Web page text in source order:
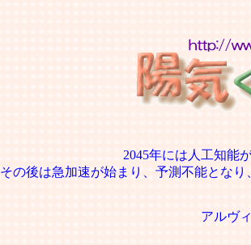
2045年には人工知能
その後は急加速が始まり、予測不能とな
アルヴ